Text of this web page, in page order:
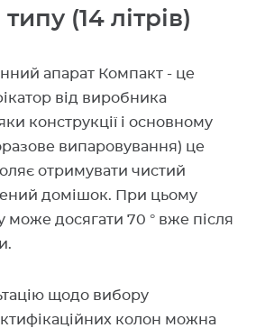
(14 літрів)
апарат Компакт - це
від виробника
конструкції і основному
випаровування) це
отримувати чистий
домішок. При цьому
може досягати 70 ° вже після
щодо вибору
колон можна